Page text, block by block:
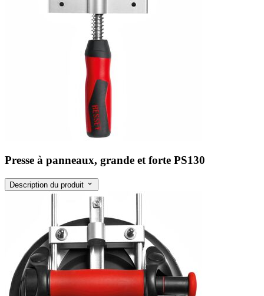
Presse à panneaux, grande et forte PS130
Description du produit